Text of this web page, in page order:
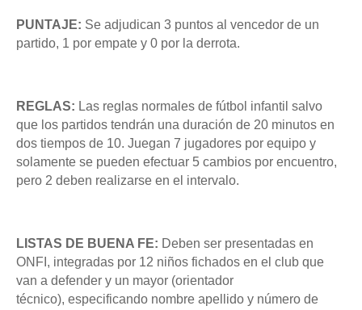
PUNTAJE: Se adjudican 3 puntos al vencedor de un
partido, 1 por empate y 0 por la derrota.
REGLAS: Las reglas normales de fútbol infantil salvo
que los partidos tendrán una duración de 20 minutos en
dos tiempos de 10. Juegan 7 jugadores por equipo y
solamente se pueden efectuar 5 cambios por encuentro,
pero 2 deben realizarse en el intervalo.
LISTAS DE BUENA FE: Deben ser presentadas en
ONFI, integradas por 12 niños fichados en el club que
van a defender y un mayor (orientador
técnico), especificando nombre apellido y número de